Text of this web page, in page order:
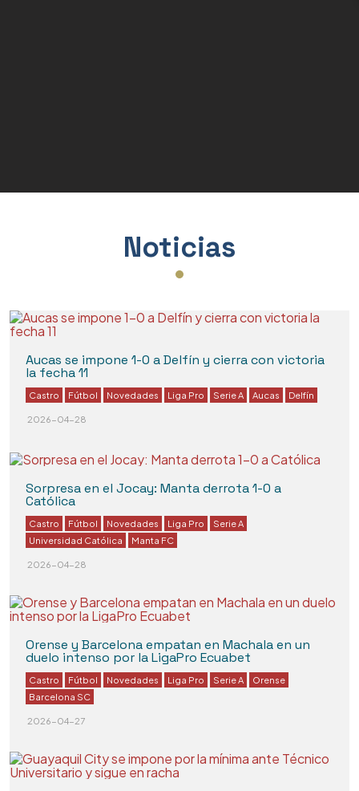
Noticias
Aucas se impone 1-0 a Delfín y cierra con victoria
la fecha 11
Castro Fútbol Novedades Liga Pro Serie A Aucas Delfín
2026-04-28
Sorpresa en el Jocay: Manta derrota 1-0 a
Católica
Castro Fútbol Novedades Liga Pro
Serie A
Universidad Católica
Manta FC
2026-04-28
Orense y Barcelona empatan en Machala en un
duelo intenso por la LigaPro Ecuabet
Castro Fútbol Novedades Liga Pro Serie A
Orense
Barcelona SC
2026-04-27